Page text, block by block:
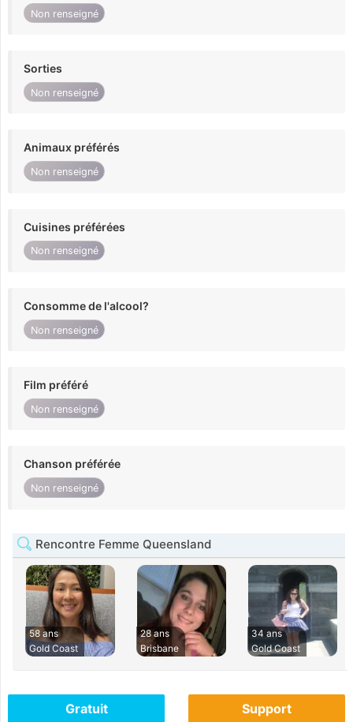
Non renseigné
Sorties
Non renseigné
Animaux préférés
Non renseigné
Cuisines préférées
Non renseigné
Consomme de l'alcool?
Non renseigné
Film préféré
Non renseigné
Chanson préférée
Non renseigné
Rencontre Femme Queensland
58 ans
Gold Coast
28 ans
Brisbane
34 ans
Gold Coast
Gratuit Support